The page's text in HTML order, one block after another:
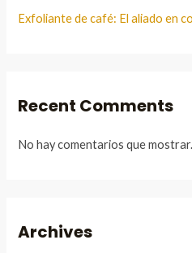
Exfoliante de café: El aliado en
Recent Comments
No hay comentarios que mostrar.
Archives